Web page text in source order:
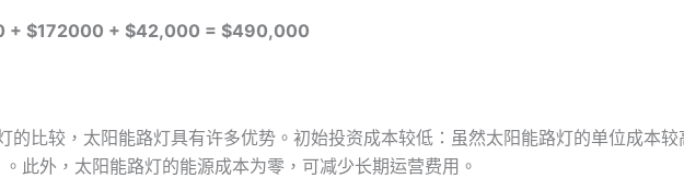
+ $172000 + $42,000 = $490,000
的比较，太阳能路灯具有许多优势。初始投资成本较低：虽然太阳能路灯的单位成本
此外，太阳能路灯的能源成本为零，可减少长期运营费用。